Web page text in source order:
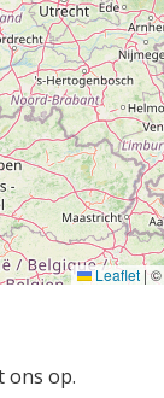
Leaflet |©
ons op.